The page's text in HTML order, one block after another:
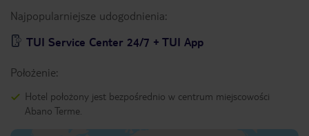
Najpopularniejsze udogodnienia:
TUI Service Center 24/7 + TUI App
Położenie:
Hotel położony jest bezpośrednio w centrum miejscowości
Abano Terme.